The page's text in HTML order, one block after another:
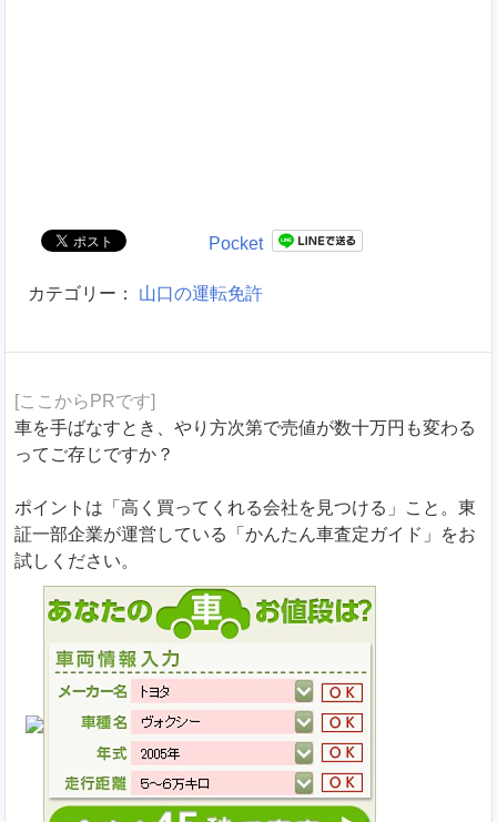
Pocket
カテゴリー： 山口の運転免許
[ここからPRです]
車を手ばなすとき、やり方次第で売値が数十万円も変わる
ってご存じですか？
ポイントは「高く買ってくれる会社を見つける」こと。東
証一部企業が運営している「かんたん車査定ガイド」をお
試しください。